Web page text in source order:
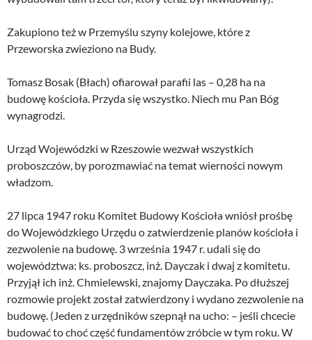
Zakupiono też w Przemyślu szyny kolejowe, które z
Przeworska zwieziono na Budy.
Tomasz Bosak (Błach) ofiarował parafii las – 0,28 ha na
budowę kościoła. Przyda się wszystko. Niech mu Pan Bóg
wynagrodzi.
Urząd Wojewódzki w Rzeszowie wezwał wszystkich
proboszczów, by porozmawiać na temat wierności nowym
władzom.
27 lipca 1947 roku Komitet Budowy Kościoła wniósł prośbę
do Wojewódzkiego Urzędu o zatwierdzenie planów kościoła i
zezwolenie na budowę. 3 września 1947 r. udali się do
województwa: ks. proboszcz, inż. Dayczak i dwaj z komitetu.
Przyjął ich inż. Chmielewski, znajomy Dayczaka. Po dłuższej
rozmowie projekt został zatwierdzony i wydano zezwolenie na
budowę. (Jeden z urzędników szepnął na ucho: – jeśli chcecie
budować to choć część fundamentów zróbcie w tym roku. W